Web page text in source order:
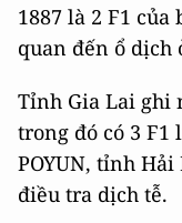
1887 là 2 F1
quan đến ổ dịch
Tỉnh Gia Lai ghi
trong đó có 3 F1
POYUN, tỉnh
điều tra dịch tễ.